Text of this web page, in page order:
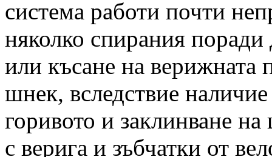
система работи почти
няколко спирания
или късане на верижната
шнек, вследствие
горивото и заклинване
с верига и зъбчатки от